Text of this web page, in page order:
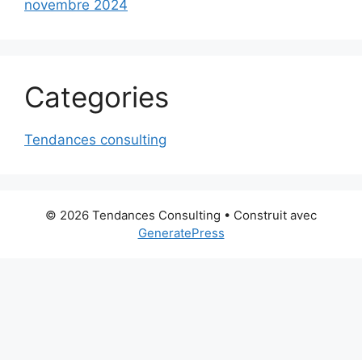
novembre 2024
Categories
Tendances consulting
© 2026 Tendances Consulting • Construit avec
GeneratePress